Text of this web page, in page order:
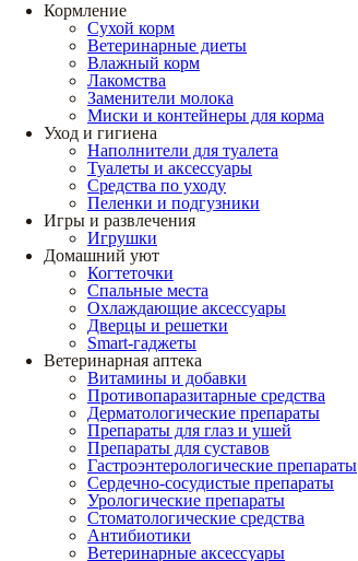
Кормление
Сухой корм
Ветеринарные диеты
Влажный корм
Лакомства
Заменители молока
Миски и контейнеры для корма
Уход и гигиена
Наполнители для туалета
Туалеты и аксессуары
Средства по уходу
Пеленки и подгузники
Игры и развлечения
Игрушки
Домашний уют
Когтеточки
Спальные места
Охлаждающие аксессуары
Дверцы и решетки
Smart-гаджеты
Ветеринарная аптека
Витамины и добавки
Противопаразитарные средства
Дерматологические препараты
Препараты для глаз и ушей
Препараты для суставов
Гастроэнтерологические препараты
Сердечно-сосудистые препараты
Урологические препараты
Стоматологические средства
Антибиотики
Ветеринарные аксессуары